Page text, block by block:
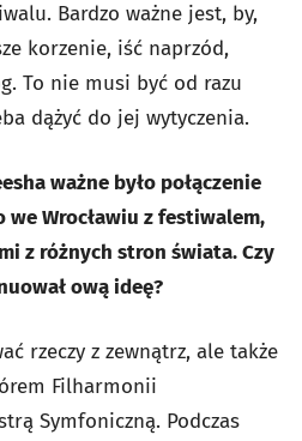
Bardzo ważne jest, by,
korzenie, iść naprzód,
To nie musi być od razu
dążyć do jej wytyczenia.
ważne było połączenie
Wrocławiu z festiwalem,
z różnych stron świata. Czy
ową ideę?
rzeczy z zewnątrz, ale także
Filharmonii
Symfoniczną. Podczas